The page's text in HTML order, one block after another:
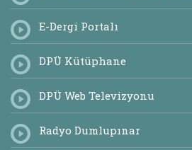
E-Dergi Portalı
DPÜ Kütüphane
DPÜ Web Televizyonu
Radyo Dumlupınar